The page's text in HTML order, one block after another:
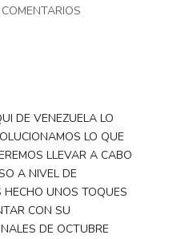
DE VENEZUELA LO
LO QUE
LLEVAR A CABO
A NIVEL DE
HECHO UNOS TOQUES
CON SU
DE OCTUBRE